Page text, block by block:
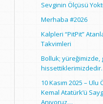
Sevginin Ölçüsü
Merhaba #2026
Kalpleri “PitPit”
Takvimleri
Bolluk; yüreğimizde,
10 Kasım 2025 –
Kemal Atatürk’ü
Anıyoruz…